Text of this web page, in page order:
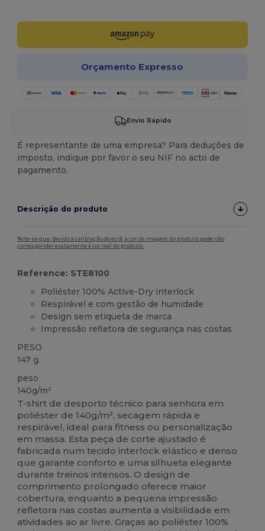
Orçamento Expresso
Envio Rápido
É representante de uma empresa? Para deduções de
imposto, indique por favor o seu NIF no acto de
pagamento.
Descrição do produto
Note-se que, devido à calibração do ecrã, a cor da imagem do produto pode não
corresponder exatamente à cor real do produto.
Reference: STE8100
Poliéster 100% Active-Dry interlock
Respirável e com gestão de humidade
Design sem etiqueta de marca
Impressão refletora de segurança nas costas
PESO
147 g.
peso
140g/m²
T-shirt de desporto técnico para senhora em
poliéster de 140g/m², secagem rápida e
respirável, ideal para fitness ou personalização
em massa. Esta peça de corte ajustado é
fabricada num tecido interlock elástico e denso
que garante conforto e uma silhueta elegante
durante treinos intensos. O design de
comprimento prolongado oferece maior
cobertura, enquanto a pequena impressão
refletora nas costas aumenta a visibilidade em
atividades ao ar livre. Graças ao poliéster 100%